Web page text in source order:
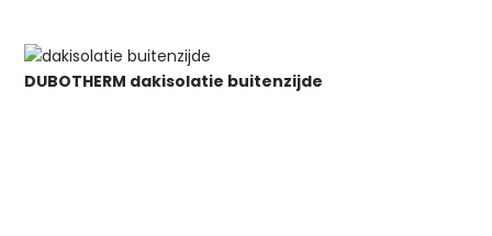
DUBOTHERM dakisolatie buitenzijde